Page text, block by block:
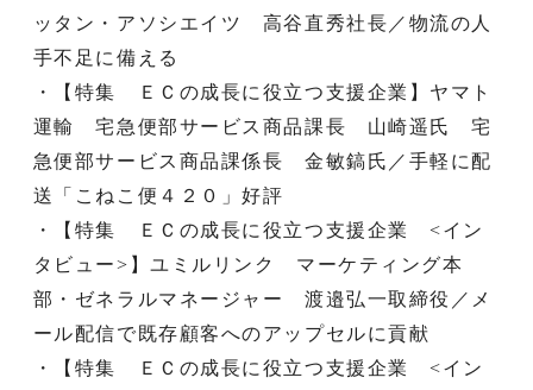
ッタン・アソシエイツ 高谷直秀社長／物流の人
手不足に備える
・【特集 ＥＣの成長に役立つ支援企業】ヤマト
運輸 宅急便部サービス商品課長 山崎遥氏 宅
急便部サービス商品課係長 金敏鎬氏／手軽に配
送「こねこ便４２０」好評
・【特集 ＥＣの成長に役立つ支援企業 <イン
タビュー>】ユミルリンク マーケティング本
部・ゼネラルマネージャー 渡邉弘一取締役／メ
ール配信で既存顧客へのアップセルに貢献
・【特集 ＥＣの成長に役立つ支援企業 <イン